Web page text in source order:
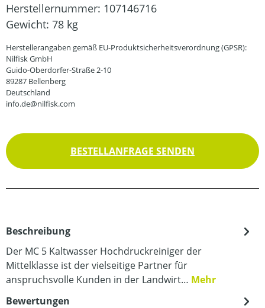
Herstellernummer: 107146716
Gewicht: 78 kg
Herstellerangaben gemäß EU-Produktsicherheitsverordnung (GPSR):
Nilfisk GmbH
Guido-Oberdorfer-Straße 2-10
89287 Bellenberg
Deutschland
info.de@nilfisk.com
BESTELLANFRAGE SENDEN
Beschreibung
Der MC 5 Kaltwasser Hochdruckreiniger der
Mittelklasse ist der vielseitige Partner für
anspruchsvolle Kunden in der Landwirt… Mehr
Bewertungen